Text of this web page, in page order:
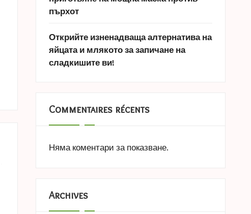
пърхот
Открийте изненадваща алтернатива на
яйцата и млякото за запичане на
сладкишите ви!
Commentaires récents
Няма коментари за показване.
Archives